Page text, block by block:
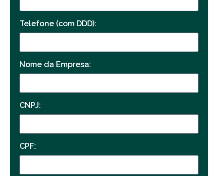
Telefone (com DDD):
Nome da Empresa:
CNPJ:
CPF: